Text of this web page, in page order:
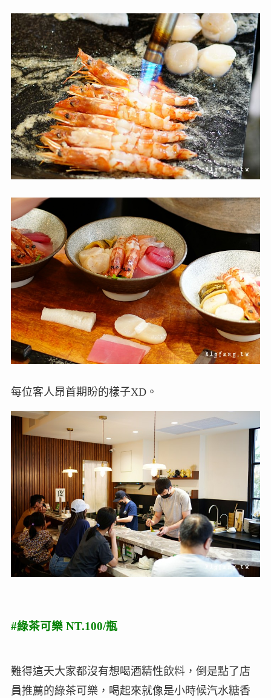
每位客人昂首期盼的樣子XD。
#綠茶可樂 NT.100/瓶
難得這天大家都沒有想喝酒精性飲料，倒是點了店
員推薦的綠茶可樂，喝起來就像是小時候汽水糖香